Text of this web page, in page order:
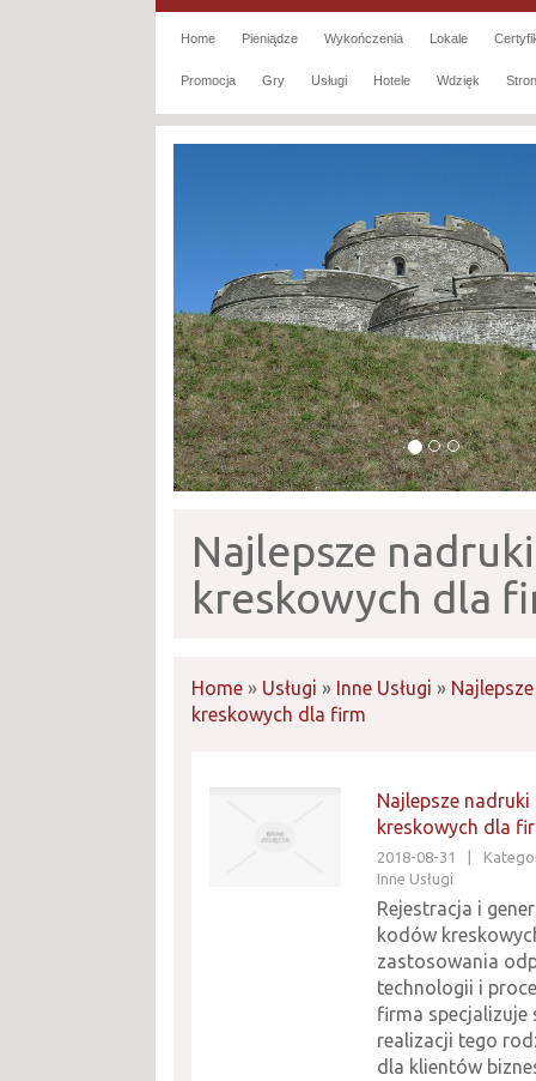
Home Pieniądze Wykończenia Lokale
Promocja Gry Usługi Hotele Wdzięk
Najlepsze
kreskowych dla
Home » Usługi » Inne Usługi »
kreskowych dla firm
Najlepsze
kreskowych dla
2018-08-31
Inne Usługi
Rejestracja i
kodów
zastosowania
technologii i
firma specjalizuje
realizacji tego
dla klientów